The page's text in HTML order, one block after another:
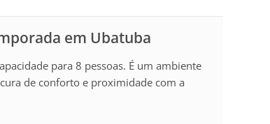
em Ubatuba
para 8 pessoas. É um ambiente
de conforto e proximidade com a